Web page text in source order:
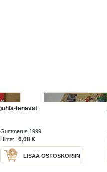
juhla-tenavat
Gummerus 1999
Hinta:
6,00 €
LISÄÄ OSTOSKORIIN